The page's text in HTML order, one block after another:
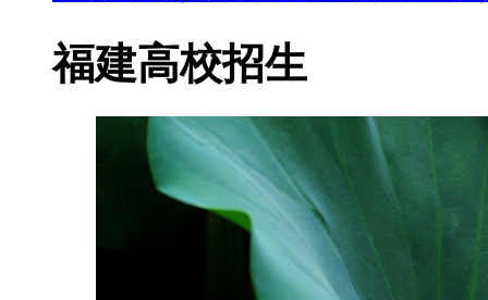
福建高校招生